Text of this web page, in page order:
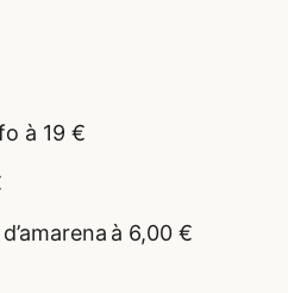
à 19 €
à 6,00 €